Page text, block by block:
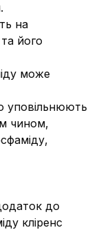
на
його
може
уповільнюють
чином,
до
кліренс